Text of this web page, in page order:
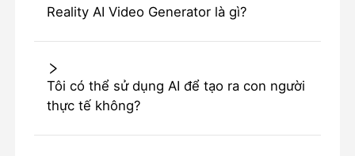
Reality AI Video Generator là gì?
Tôi có thể sử dụng AI để tạo ra con người
thực tế không?